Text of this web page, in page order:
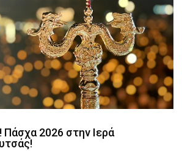
2026 στην Ιερά